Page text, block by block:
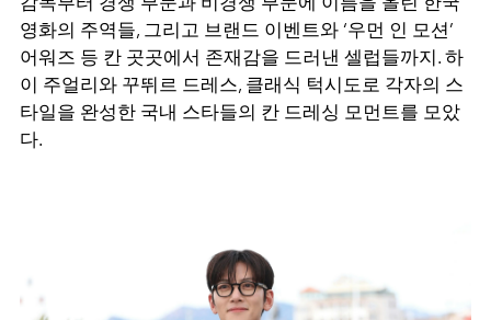
영화의 주역들, 그리고 브랜드 이벤트와 ‘우먼 인 모션’
어워즈 등 칸 곳곳에서 존재감을 드러낸 셀럽들까지. 하
이 주얼리와 꾸뛰르 드레스, 클래식 턱시도로 각자의 스
타일을 완성한 국내 스타들의 칸 드레싱 모먼트를 모았
다.